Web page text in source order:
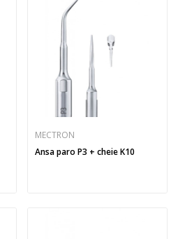
MECTRON
Ansa paro P3 + cheie K10